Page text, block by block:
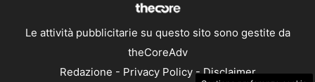
Le attività pubblicitarie su questo sito sono gestite da
theCoreAdv
Redazione - Privacy Policy-Disclaimer